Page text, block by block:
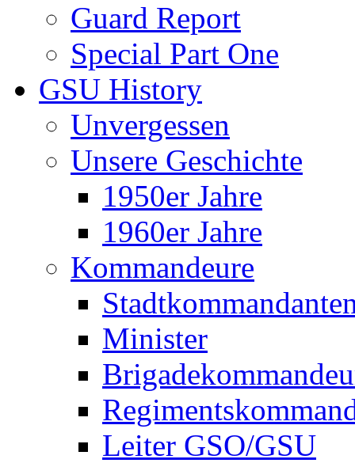
Guard Report
Special Part One
GSU History
Unvergessen
Unsere Geschichte
1950er Jahre
1960er Jahre
Kommandeure
Minister
Leiter GSO/GSU